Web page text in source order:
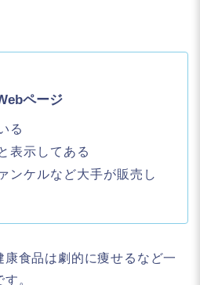
ページ
る
表示してある
ンケルなど大手が販売し
食品は劇的に痩せるなど一
。